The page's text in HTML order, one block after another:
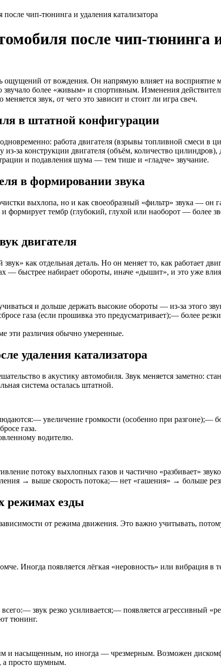
после чип-тюнинга и удаления катализатора
после чип-тюнинга
ощущений от вождения. Он напрямую влияет на
звучало более «живым» и спортивным. Изменения
звук, от чего это зависит и стоит ли игра свеч.
в штатной конфигурации
работа двигателя (взрывы топливной смеси в
из-за конструкции двигателя (объём, количество
и подавления шума — тем тише и «гладче» звучание.
в формировании звука
выхлопа, но и как своеобразный «фильтр» звука — он
формирует тембр (глубокий, глухой или наоборот —
двигателя
как отдельная деталь. Но он меняет то, как работает
— быстрее набирает обороты, иначе «дышит», и это уже
и дольше держать высокие обороты — из-за этого
газа (если прошивка это предусматривает);— более
эти различия обычно умеренные.
удаления катализатора
в акустику автомобиля. Звук меняется заметно:
система осталась штатной.
увеличение громкости (особенно при
газа.
водителю.
потоку выхлопных газов и частично «разбивает»
→ выше скорость потока;— нет «гашения» → больше
режимах езды
от режима движения. Это важно учитывать,
Иногда появляется лёгкая «неровность» или вибрация
звук резко усиливается;— появляется агрессивный
тюнинг.
и насыщенным, но иногда — чрезмерным. Возможен
а просто шумным.